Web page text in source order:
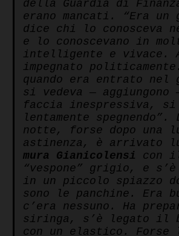
della Guardia di
erano mancati. “Era un
dice chi lo conosceva
e lo conoscevano in
intelligente e vivace.
impegnato
quando era entrato
si vedeva — aggiungono
faccia inespressiva, si
lentamente spegnendo”.
notte, forse dopo una
astinenza, è arrivato
mura Gianicolensi con
“vespone” grigio, e
in un piccolo spiazzo
sono le panchine. Era
c’era nessuno. Ha
siringa, s’è legato il
con un elastico. Forse